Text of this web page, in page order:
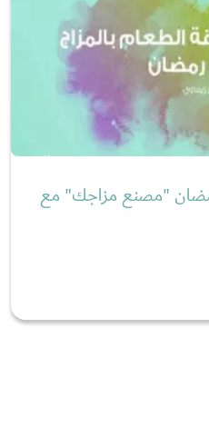
الحبة الحمراء للحامل